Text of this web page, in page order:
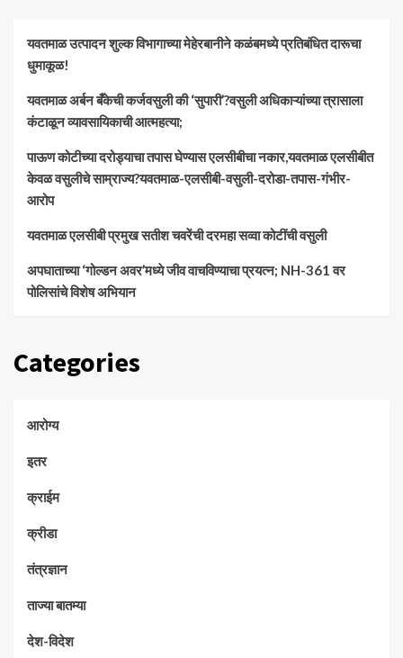
यवतमाळ उत्पादन शुल्क विभागाच्या मेहेरबानीने कळंबमध्ये प्रतिबंधित दारूचा
धुमाकूळ!
​यवतमाळ अर्बन बँकेची कर्जवसुली की ‘सुपारी’?वसुली अधिकाऱ्यांच्या त्रासाला
कंटाळून व्यावसायिकाची आत्महत्या;
पाऊण कोटीच्या दरोड्याचा तपास घेण्यास एलसीबीचा नकार,यवतमाळ एलसीबीत
केवळ वसुलीचे साम्राज्य?यवतमाळ-एलसीबी-वसुली-दरोडा-तपास-गंभीर-
आरोप
यवतमाळ एलसीबी प्रमुख सतीश चवरेंची दरमहा सव्वा कोटींची वसुली
अपघाताच्या ‘गोल्डन अवर’मध्ये जीव वाचविण्याचा प्रयत्न; NH-361 वर
पोलिसांचे विशेष अभियान
Categories
आरोग्य
इतर
क्राईम
क्रीडा
तंत्रज्ञान
ताज्या बातम्या
देश-विदेश